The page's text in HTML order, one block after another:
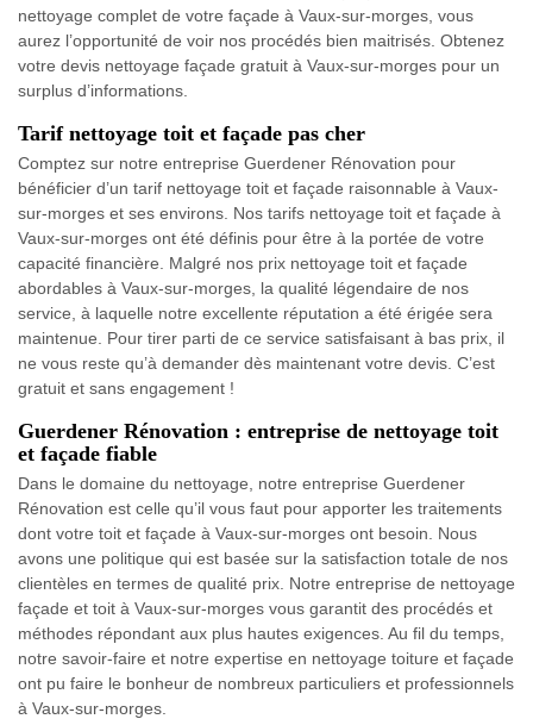
nettoyage complet de votre façade à Vaux-sur-morges, vous
aurez l’opportunité de voir nos procédés bien maitrisés. Obtenez
votre devis nettoyage façade gratuit à Vaux-sur-morges pour un
surplus d’informations.
Tarif nettoyage toit et façade pas cher
Comptez sur notre entreprise Guerdener Rénovation pour
bénéficier d’un tarif nettoyage toit et façade raisonnable à Vaux-
sur-morges et ses environs. Nos tarifs nettoyage toit et façade à
Vaux-sur-morges ont été définis pour être à la portée de votre
capacité financière. Malgré nos prix nettoyage toit et façade
abordables à Vaux-sur-morges, la qualité légendaire de nos
service, à laquelle notre excellente réputation a été érigée sera
maintenue. Pour tirer parti de ce service satisfaisant à bas prix, il
ne vous reste qu’à demander dès maintenant votre devis. C’est
gratuit et sans engagement !
Guerdener Rénovation : entreprise de nettoyage toit
et façade fiable
Dans le domaine du nettoyage, notre entreprise Guerdener
Rénovation est celle qu’il vous faut pour apporter les traitements
dont votre toit et façade à Vaux-sur-morges ont besoin. Nous
avons une politique qui est basée sur la satisfaction totale de nos
clientèles en termes de qualité prix. Notre entreprise de nettoyage
façade et toit à Vaux-sur-morges vous garantit des procédés et
méthodes répondant aux plus hautes exigences. Au fil du temps,
notre savoir-faire et notre expertise en nettoyage toiture et façade
ont pu faire le bonheur de nombreux particuliers et professionnels
à Vaux-sur-morges.